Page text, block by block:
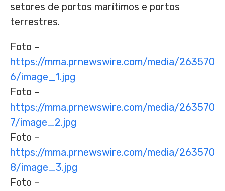
setores de portos marítimos e portos
terrestres.
Foto –
https://mma.prnewswire.com/media/263570
6/image_1.jpg
Foto –
https://mma.prnewswire.com/media/263570
7/image_2.jpg
Foto –
https://mma.prnewswire.com/media/263570
8/image_3.jpg
Foto –